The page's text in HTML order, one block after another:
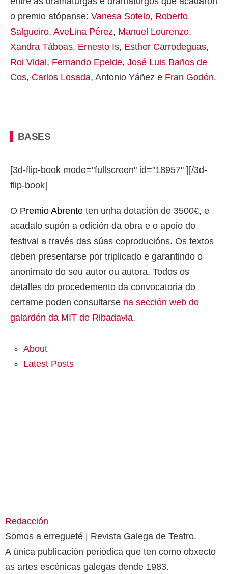
o premio atópanse: Vanesa Sotelo, Roberto
Salgueiro, AveLina Pérez, Manuel Lourenzo,
Xandra Táboas, Ernesto Is, Esther Carrodeguas,
Roi Vidal, Fernando Epelde, José Luis Baños de
Cos, Carlos Losada, Antonio Yáñez e Fran Godón.
BASES
[3d-flip-book mode="fullscreen" id="18957" ][/3d-
flip-book]
O Premio Abrente ten unha dotación de 3500€, e
acadalo supón a edición da obra e o apoio do
festival a través das súas coproducións. Os textos
deben presentarse por triplicado e garantindo o
anonimato do seu autor ou autora. Todos os
detalles do procedemento da convocatoria do
certame poden consultarse na sección web do
galardón da MIT de Ribadavia.
About
Latest Posts
Redacción
Somos a erregueté | Revista Galega de Teatro.
A única publicación periódica que ten como obxecto
as artes escénicas galegas dende 1983.